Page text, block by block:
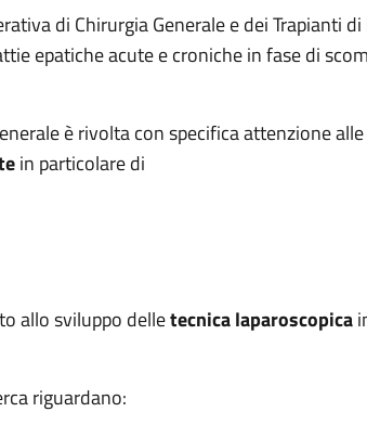
di Chirurgia Generale e dei Trapianti
epatiche acute e croniche in fase di
è rivolta con specifica attenzione alle
in particolare di
allo sviluppo delletecnica laparoscopica
riguardano: